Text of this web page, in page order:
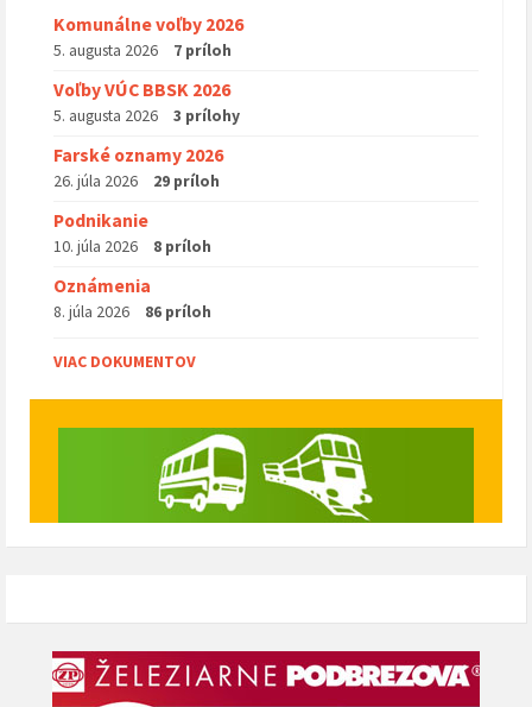
Komunálne voľby 2026
5. augusta 2026 7 príloh
Voľby VÚC BBSK 2026
5. augusta 2026 3 prílohy
Farské oznamy 2026
26. júla 2026 29 príloh
Podnikanie
10. júla 2026 8 príloh
Oznámenia
8. júla 2026 86 príloh
VIAC DOKUMENTOV